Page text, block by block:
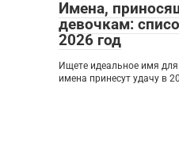
Имена,
девочкам:
2026 год
Ищете идеальное имя для
имена принесут удачу в